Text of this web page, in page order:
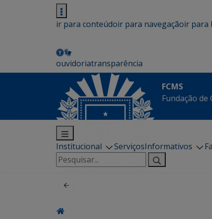
ir para conteúdoir para navegaçãoir para
ouvidoriatransparência
FCMS
Fundação
Institucional ServiçosInformativos
Pesquisar
por: